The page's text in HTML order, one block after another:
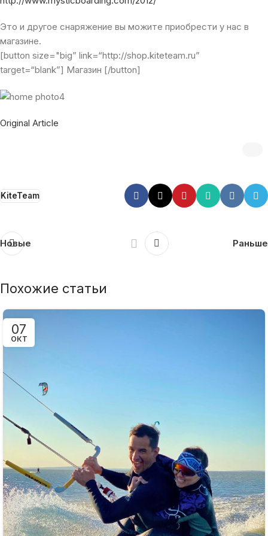
Это и другое снаряжение вы можите приобрести у нас в
магазине.
[button size="big” link=“http://shop.kiteteam.ru”
target=“blank”] Магазин [/button]
Original Article
KiteTeam
Новые Раньше
Похожие статьи
07
ОКТ